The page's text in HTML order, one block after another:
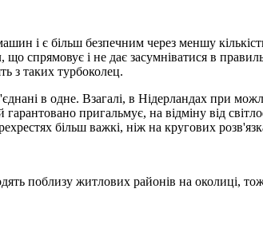
і є більш безпечним через меншу
спрямовує і не дає засумніватися в
з таких турбоколец.
в одне. Взагалі, в Нідерландах при
гарантовано пригальмує, на відміну від
більш важкі, ніж на кругових
поблизу житлових районів на околиці,